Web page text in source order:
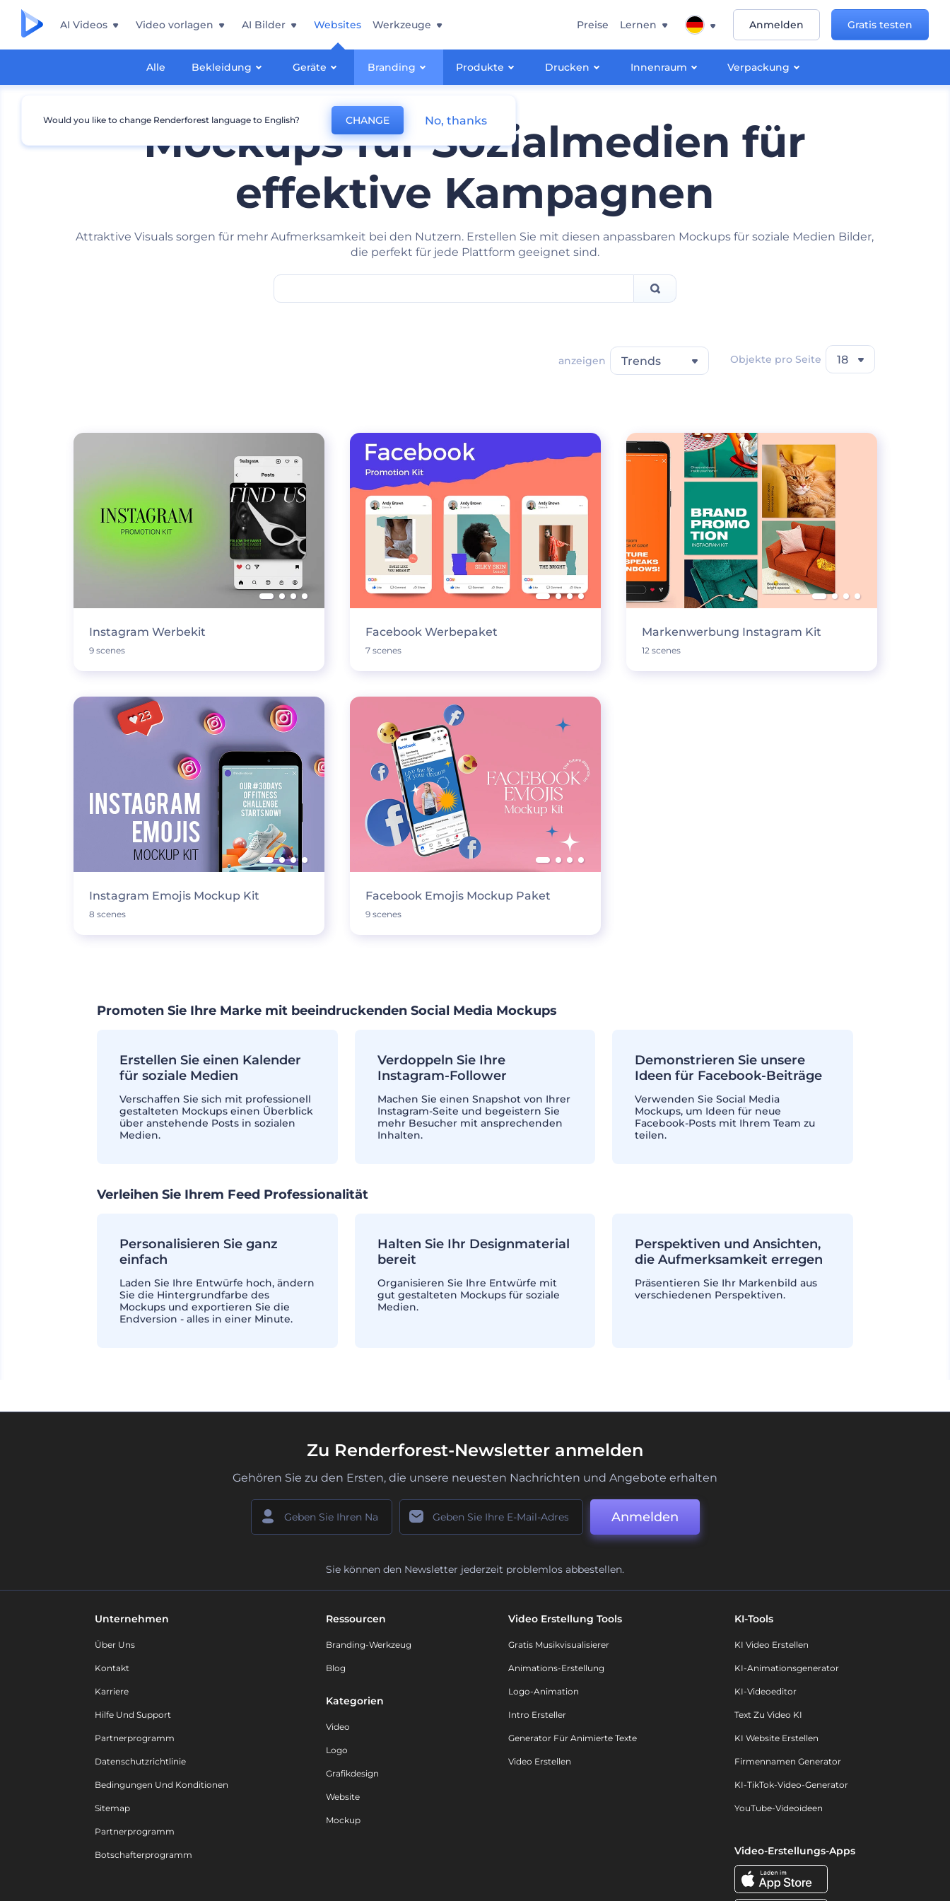
AI Videos Video vorlagen AI Bilder Websites
Alle Bekleidung Geräte Branding Produkte Drucken Innenraum Verpackung
Werkzeuge Preise Lernen Anmelden Gratis testen
Mockups für Sozialmedien für
effektive Kampagnen
Attraktive Visuals sorgen für mehr Aufmerksamkeit bei den Nutzern. Erstellen Sie mit diesen anpassbaren Mockups für soziale Medien Bilder,
die perfekt für jede Plattform geeignet sind.
anzeigen Trends Objekte pro Seite 18
Instagram Werbekit
9 scenes
Facebook Werbepaket
7 scenes
Markenwerbung Instagram Kit
12 scenes
Instagram Emojis Mockup Kit
8 scenes
Facebook Emojis Mockup Paket
9 scenes
Promoten Sie Ihre Marke mit beeindruckenden Social Media Mockups
Erstellen Sie einen Kalender
für soziale Medien
Verschaffen Sie sich mit professionell
gestalteten Mockups einen Überblick
über anstehende Posts in sozialen
Medien.
Verdoppeln Sie Ihre
Instagram-Follower
Machen Sie einen Snapshot von Ihrer
Instagram-Seite und begeistern Sie
mehr Besucher mit ansprechenden
Inhalten.
Demonstrieren Sie unsere
Ideen für Facebook-Beiträge
Verwenden Sie Social Media
Mockups, um Ideen für neue
Facebook-Posts mit Ihrem Team zu
teilen.
Verleihen Sie Ihrem Feed Professionalität
Personalisieren Sie ganz
einfach
Laden Sie Ihre Entwürfe hoch, ändern
Sie die Hintergrundfarbe des
Mockups und exportieren Sie die
Endversion - alles in einer Minute.
Halten Sie Ihr Designmaterial
bereit
Organisieren Sie Ihre Entwürfe mit
gut gestalteten Mockups für soziale
Medien.
Perspektiven und Ansichten,
die Aufmerksamkeit erregen
Präsentieren Sie Ihr Markenbild aus
verschiedenen Perspektiven.
Zu Renderforest-Newsletter anmelden
Gehören Sie zu den Ersten, die unsere neuesten Nachrichten und Angebote erhalten
Anmelden
Sie können den Newsletter jederzeit problemlos abbestellen.
Unternehmen
Über Uns
Kontakt
Karriere
Hilfe Und Support
Partnerprogramm
Datenschutzrichtlinie
Bedingungen Und Konditionen
Sitemap
Partnerprogramm
Botschafterprogramm
Ressourcen
Branding-Werkzeug
Blog
Kategorien
Video
Logo
Grafikdesign
Website
Mockup
Video Erstellung Tools
Gratis Musikvisualisierer
Animations-Erstellung
Logo-Animation
Intro Ersteller
Generator Für Animierte Texte
Video Erstellen
KI-Tools
KI Video Erstellen
KI-Animationsgenerator
KI-Videoeditor
Text Zu Video KI
KI Website Erstellen
Firmennamen Generator
KI-TikTok-Video-Generator
YouTube-Videoideen
Video-Erstellungs-Apps
Would you like to change Renderforest language to English? CHANGE No, thanks